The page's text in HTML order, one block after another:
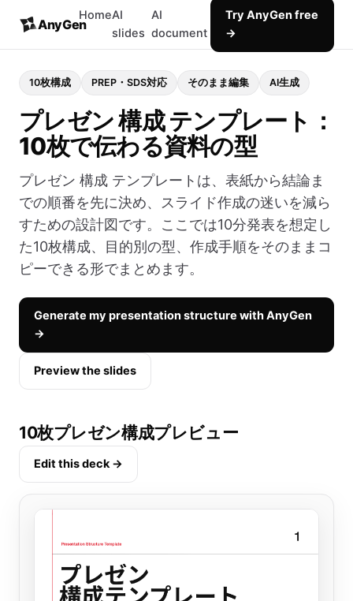
AnyGen
HomeAI
slides
AI
document
Try AnyGen free
→
10枚構成 PREP・SDS対応 そのまま編集 AI生成
プレゼン 構成 テンプレート：
10枚で伝わる資料の型
プレゼン 構成 テンプレートは、表紙から結論ま
での順番を先に決め、スライド作成の迷いを減ら
すための設計図です。ここでは10分発表を想定し
た10枚構成、目的別の型、作成手順をそのままコ
ピーできる形でまとめます。
Generate my presentation structure with AnyGen
→
Preview the slides
10枚プレゼン構成プレビュー
Edit this deck →